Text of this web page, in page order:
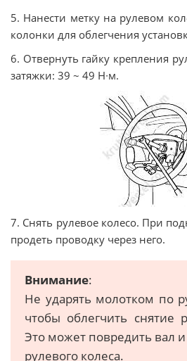
5. Нанести метку на рулевом
колонки для облегчения
6. Отвернуть гайку крепления
затяжки: 39 ~ 49 Н∙м.
7. Снять рулевое колесо. При
продеть проводку через него.
Внимание:
Не ударять молотком по
чтобы облегчить снятие
Это может повредить вал
рулевого колеса.